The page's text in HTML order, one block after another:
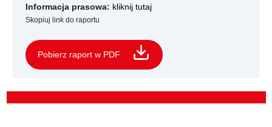
Informacja prasowa: kliknij tutaj
Skopiuj link do raportu
Pobierz raport w PDF